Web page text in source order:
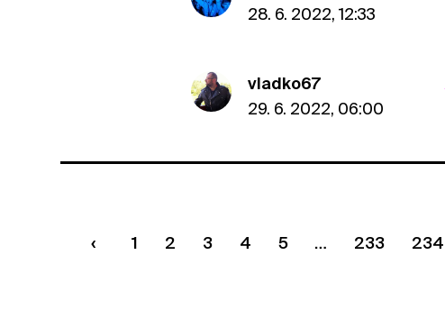
28. 6. 2022, 12:33
vladko67
29. 6. 2022, 06:00
1 2 3 4 5 233 234